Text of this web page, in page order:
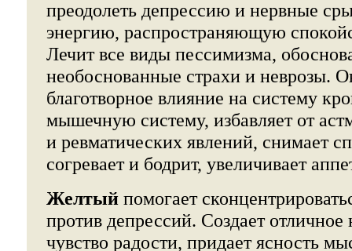
преодолеть депрессию и нервные
энергию, распространяющую
Лечит все виды пессимизма,
необоснованные страхи и неврозы.
благотворное влияние на систему
мышечную систему, избавляет от
и ревматических явлений, снимает
согревает и бодрит, увеличивает
Желтый помогает
против депрессий. Создает
чувство радости, придает ясность